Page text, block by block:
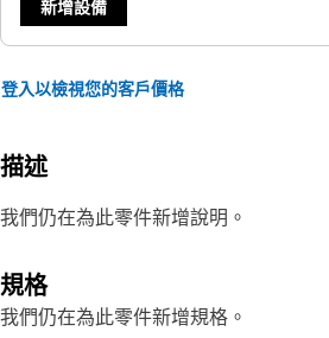
新增設備
登入以檢視您的客戶價格
描述
我們仍在為此零件新增說明。
規格
我們仍在為此零件新增規格。